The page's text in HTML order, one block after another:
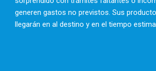
generen gastos no previstos. Sus
llegarán en al destino y en el tiempo